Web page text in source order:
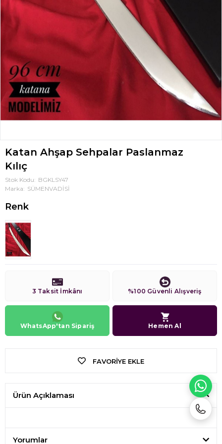
Katan Ahşap Sehpalar Paslanmaz
Kılıç
Stok Kodu
BGKLSY47
Marka
SÜMENVADİSİ
Renk
3 Taksit İmkânı %100 Güvenli Alışveriş
WhatsApp'tan Sipariş Hemen Al
FAVORIYE EKLE
Ürün Açıklaması
Yorumlar